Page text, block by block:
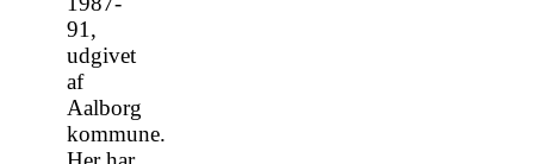
91,
udgivet
af
Aalborg
kommune.